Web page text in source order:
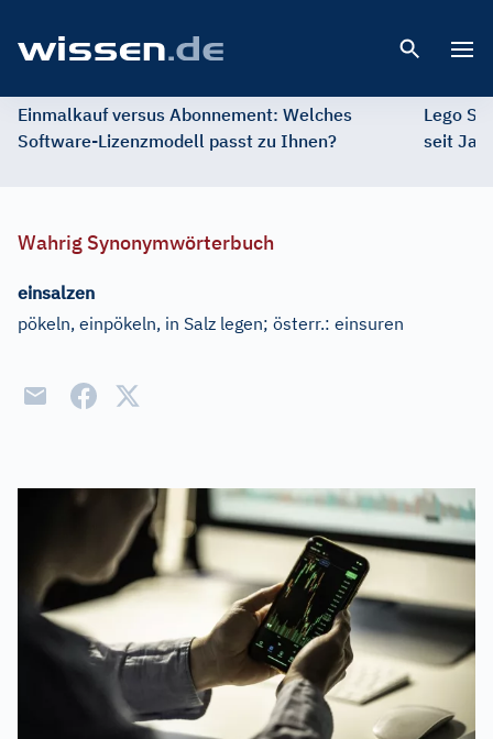
Einmalkauf versus Abonnement: Welches
Software-Lizenzmodell passt zu Ihnen?
Lego
seit
Wahrig Synonymwörterbuch
einsalzen
pökeln, einpökeln, in Salz legen; österr.: einsuren